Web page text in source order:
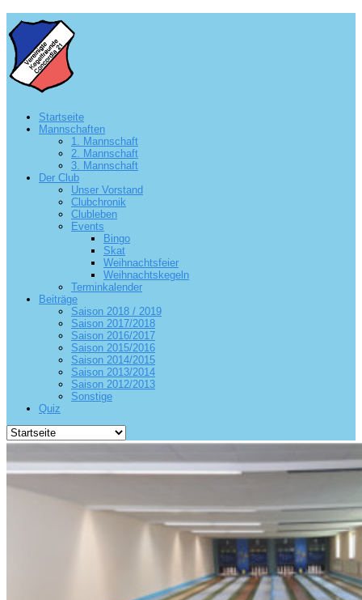
Startseite
Mannschaften
1. Mannschaft
2. Mannschaft
3. Mannschaft
Der Club
Unser Vorstand
Clubchronik
Clubleben
Events
Bingo
Skat
Weihnachtsfeier
Weihnachtskegeln
Terminkalender
Beiträge
Saison 2018 / 2019
Saison 2017/2018
Saison 2016/2017
Saison 2015/2016
Saison 2014/2015
Saison 2013/2014
Saison 2012/2013
Sonstige
Quiz